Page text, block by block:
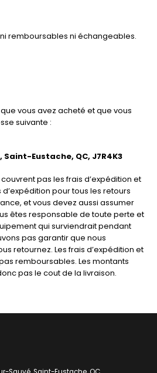
remboursables ni échangeables.
vous avez acheté et que vous
suivante :
Eustache, QC, J7R4K3
pas les frais d’expédition et
pour tous les retours
et vous devez aussi assumer
êtes responsable de toute perte et
qui surviendrait pendant
pas garantir que nous
retournez. Les frais d’expédition et
remboursables. Les montants
pas le cout de la livraison.